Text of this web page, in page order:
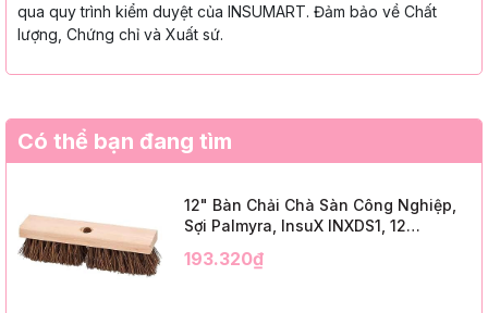
qua quy trình kiểm duyệt của INSUMART. Đảm bảo về Chất
lượng, Chứng chỉ và Xuất sứ.
Có thể bạn đang tìm
12" Bàn Chải Chà Sàn Công Nghiệp,
Sợi Palmyra, InsuX INXDS1, 12
Trim)
193.320₫